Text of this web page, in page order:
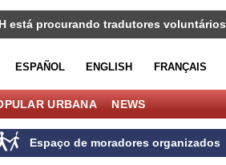
está procurando tradutores voluntários
ESPAÑOL ENGLISH FRANÇAIS
URBANA NEWS
Espaço de moradores organizados